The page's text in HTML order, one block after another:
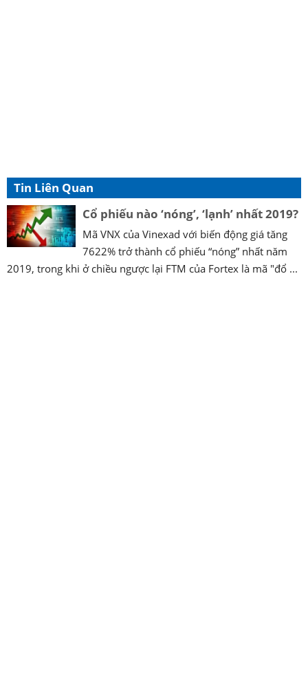
Tin Liên Quan
Cổ phiếu nào ‘nóng’, ‘lạnh’ nhất 2019?
Mã VNX của Vinexad với biến động giá tăng
7622% trở thành cổ phiếu “nóng” nhất năm
2019, trong khi ở chiều ngược lại FTM của Fortex là mã "đổ ...